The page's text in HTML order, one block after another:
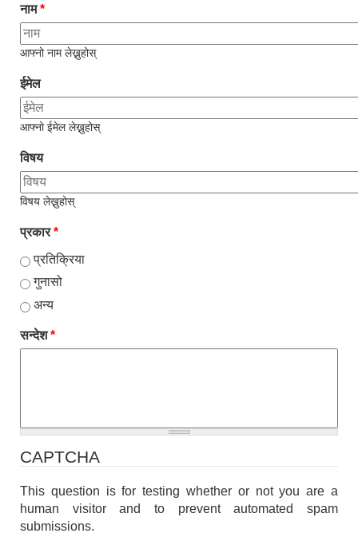
नाम*
आफ्नो नाम लेख्नुहोस्
ईमेल
आफ्नो ईमेल लेख्नुहोस्
विषय
विषय लेख्नुहोस्
प्रकार*
प्रतिक्रिया
गुनासो
अन्य
सन्देश*
CAPTCHA
This question is for testing whether or not you are a
human visitor and to prevent automated spam
submissions.